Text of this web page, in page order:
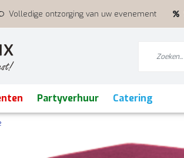
Volledige ontzorging van uw evenement
Partyverhuur Catering